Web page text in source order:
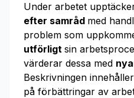
Under arbetet
efter samråd med
problem som
utförligt sin
värderar dessa med
Beskrivningen innehåller
på förbättringar av